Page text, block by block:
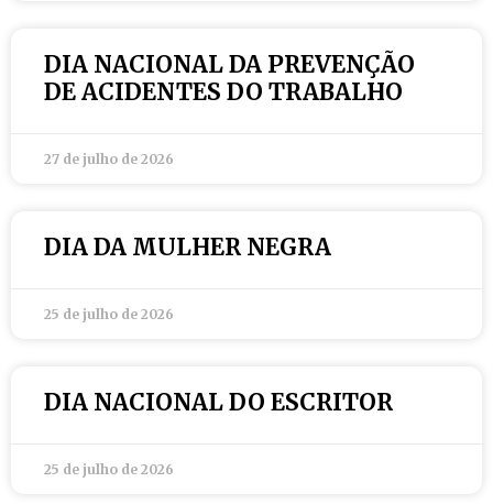
DIA NACIONAL DA PREVENÇÃO
DE ACIDENTES DO TRABALHO
27 de julho de 2026
DIA DA MULHER NEGRA
25 de julho de 2026
DIA NACIONAL DO ESCRITOR
25 de julho de 2026